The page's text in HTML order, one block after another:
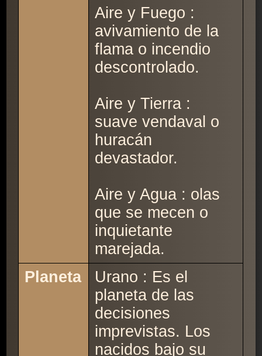
Aire y Fuego :
avivamiento de la
flama o incendio
descontrolado.
Aire y Tierra :
suave vendaval o
huracán
devastador.
Aire y Agua : olas
que se mecen o
inquietante
marejada.
Planeta
Urano : Es el
planeta de las
decisiones
imprevistas. Los
nacidos bajo su